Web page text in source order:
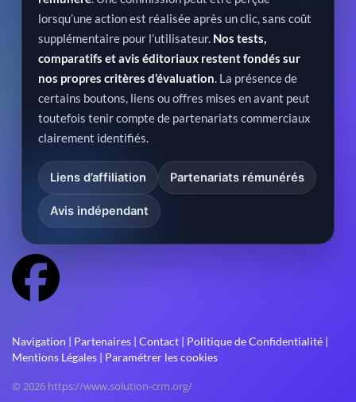
lorsqu’une action est réalisée après un clic, sans coût
supplémentaire pour l’utilisateur. Nos tests,
comparatifs et avis éditoriaux restent fondés sur
nos propres critères d’évaluation. La présence de
certains boutons, liens ou offres mises en avant peut
toutefois tenir compte de partenariats commerciaux
clairement identifiés.
Liens d’affiliation Partenariats rémunérés
Avis indépendant
Navigation | Partenaires | Contact | Politique de Confidentialité |
Mentions Légales | Paramétrer les cookies
© 2026 https://www.solution-crm.org/